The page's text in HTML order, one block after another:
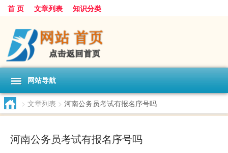
首 页 文章列表 知识分类
网站导航
> 文章列表 > 河南公务员考试有报名序号吗
河南公务员考试有报名序号吗